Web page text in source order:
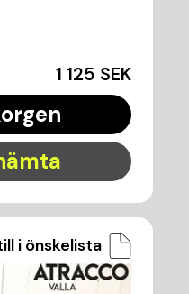
1 125 SEK
i önskelista